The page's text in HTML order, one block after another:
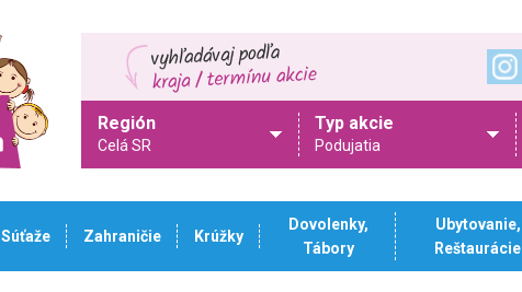
Región
Celá SR
Typ akcie
Podujatia
Súťaže Zahraničie Krúžky
Dovolenky,
Tábory
Ubytovanie,
Reštaurácie